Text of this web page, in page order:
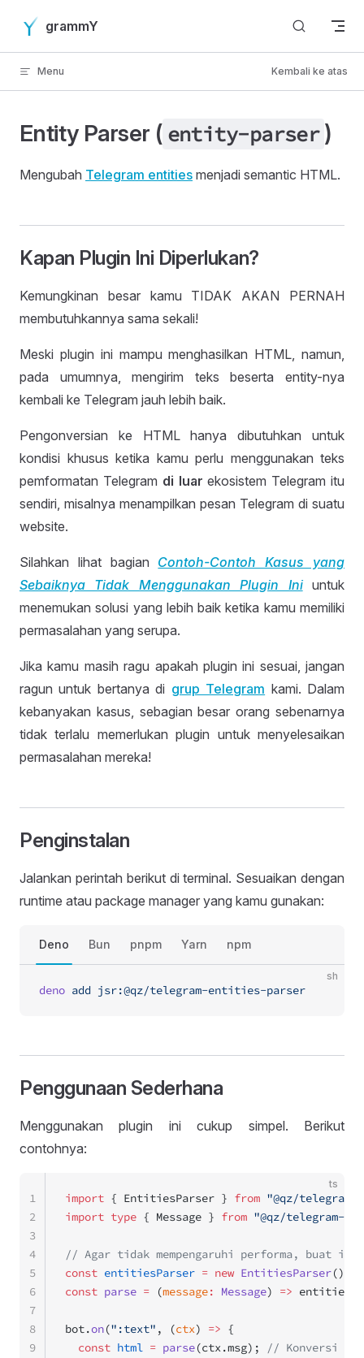
Skip to content
grammY
Menu Kembali ke atas
Entity Parser ( entity-parser )
Mengubah Telegram entities menjadi semantic HTML.
Kapan Plugin Ini Diperlukan?
Kemungkinan besar kamu TIDAK AKAN PERNAH
membutuhkannya sama sekali!
Meski plugin ini mampu menghasilkan HTML, namun,
pada umumnya, mengirim teks beserta entity-nya
kembali ke Telegram jauh lebih baik.
Pengonversian ke HTML hanya dibutuhkan untuk
kondisi khusus ketika kamu perlu menggunakan teks
pemformatan Telegram di luar ekosistem Telegram itu
sendiri, misalnya menampilkan pesan Telegram di suatu
website.
Silahkan lihat bagian Contoh-Contoh Kasus yang
Sebaiknya Tidak Menggunakan Plugin Iniuntuk
menemukan solusi yang lebih baik ketika kamu memiliki
permasalahan yang serupa.
Jika kamu masih ragu apakah plugin ini sesuai, jangan
ragun untuk bertanya di grup Telegram kami. Dalam
kebanyakan kasus, sebagian besar orang sebenarnya
tidak terlalu memerlukan plugin untuk menyelesaikan
permasalahan mereka!
Penginstalan
Jalankan perintah berikut di terminal. Sesuaikan dengan
runtime atau package manager yang kamu gunakan:
Deno Bun pnpm Yarn npm
sh
deno add jsr:@qz/telegram-entities-parser
Penggunaan Sederhana
Menggunakan plugin ini cukup simpel. Berikut
contohnya:
ts
import { EntitiesParser } from "@qz/
import type { Message } from "@qz/telegram-
// Agar tidak mempengaruhi performa, buat
const entitiesParser = new EntitiesParser();
const parse = (message: Message) =>
bot.on(":text" , (ctx) => {
  const
html = parse(ctx.msg);
// Konversi
1
2
3
4
5
6
7
8
9